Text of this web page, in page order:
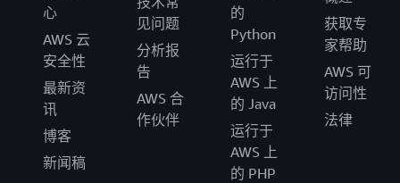
心
AWS 云
安全性
最新资
讯
博客
新闻稿
见问题
分析报
告
AWS 合
作伙伴
的
Python
运行于
AWS 上
的 Java
运行于
AWS 上
的 PHP
获取专
家帮助
AWS 可
访问性
法律